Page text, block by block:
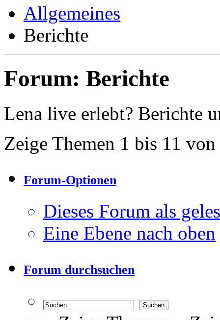
Allgemeines
Berichte
Forum: Berichte
Lena live erlebt? Berichte
Zeige Themen 1 bis 11 von
Forum-Optionen
Dieses Forum als
Eine Ebene nach oben
Forum durchsuchen